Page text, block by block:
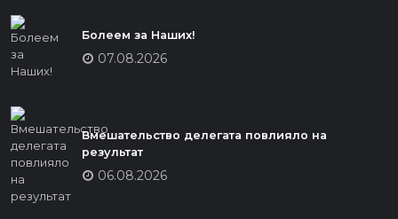
Болеем за Наших!
07.08.2026
Вмешательство делегата повлияло на
результат
06.08.2026